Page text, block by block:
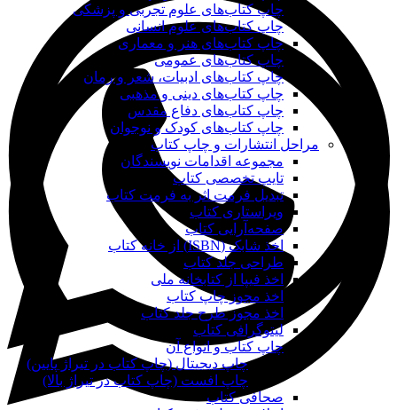
چاپ کتاب‌های علوم تجربی و پزشکی
چاپ کتاب‌های علوم انسانی
چاپ کتاب‌های هنر و معماری
چاپ کتاب‌های عمومی
چاپ کتاب‌های ادبیات، شعر و رمان
چاپ کتاب‌های دینی و مذهبی
چاپ کتاب‌های دفاع مقدس
چاپ کتاب‌های کودک و نوجوان
مراحل انتشارات و چاپ کتاب
مجموعه اقدامات نویسندگان
تایپ تخصصی کتاب
تبدیل فرمت اثر به فرمت کتاب
ویراستاری کتاب
صفحه‌آرایی کتاب
اخذ شابک (ISBN) از خانه کتاب
طراحی جلد کتاب
اخذ فیپا از کتابخانه ملی
اخذ مجوز چاپ کتاب
اخذ مجوز طرح جلد کتاب
لیتوگرافی کتاب
چاپ کتاب و انواع آن
چاپ دیجیتال (چاپ کتاب در تیراژ پایین)
چاپ افست (چاپ کتاب در تیراژ بالا)
صحافی کتاب